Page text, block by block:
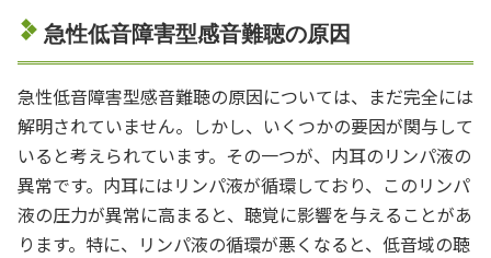
急性低音障害型感音難聴の原因
急性低音障害型感音難聴の原因については、まだ完全には
解明されていません。しかし、いくつかの要因が関与して
いると考えられています。その一つが、内耳のリンパ液の
異常です。内耳にはリンパ液が循環しており、このリンパ
液の圧力が異常に高まると、聴覚に影響を与えることがあ
ります。特に、リンパ液の循環が悪くなると、低音域の聴